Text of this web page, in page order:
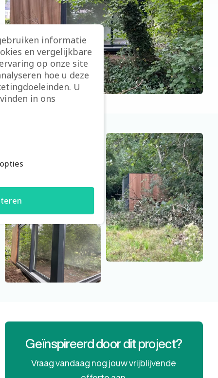
Geïnspireerd door dit project?
Vraag vandaag nog jouw vrijblijvende
informatie
en vergelijkbare
op onze site
hoe u deze
U
in ons